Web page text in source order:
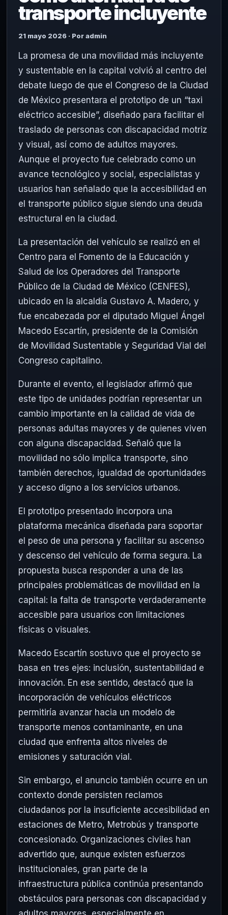
transporte incluyente
21 mayo 2026 · Por admin
La promesa de una movilidad más incluyente
y sustentable en la capital volvió al centro del
debate luego de que el Congreso de la Ciudad
de México presentara el prototipo de un “taxi
eléctrico accesible”, diseñado para facilitar el
traslado de personas con discapacidad motriz
y visual, así como de adultos mayores.
Aunque el proyecto fue celebrado como un
avance tecnológico y social, especialistas y
usuarios han señalado que la accesibilidad en
el transporte público sigue siendo una deuda
estructural en la ciudad.
La presentación del vehículo se realizó en el
Centro para el Fomento de la Educación y
Salud de los Operadores del Transporte
Público de la Ciudad de México (CENFES),
ubicado en la alcaldía Gustavo A. Madero, y
fue encabezada por el diputado Miguel Ángel
Macedo Escartín, presidente de la Comisión
de Movilidad Sustentable y Seguridad Vial del
Congreso capitalino.
Durante el evento, el legislador afirmó que
este tipo de unidades podrían representar un
cambio importante en la calidad de vida de
personas adultas mayores y de quienes viven
con alguna discapacidad. Señaló que la
movilidad no sólo implica transporte, sino
también derechos, igualdad de oportunidades
y acceso digno a los servicios urbanos.
El prototipo presentado incorpora una
plataforma mecánica diseñada para soportar
el peso de una persona y facilitar su ascenso
y descenso del vehículo de forma segura. La
propuesta busca responder a una de las
principales problemáticas de movilidad en la
capital: la falta de transporte verdaderamente
accesible para usuarios con limitaciones
físicas o visuales.
Macedo Escartín sostuvo que el proyecto se
basa en tres ejes: inclusión, sustentabilidad e
innovación. En ese sentido, destacó que la
incorporación de vehículos eléctricos
permitiría avanzar hacia un modelo de
transporte menos contaminante, en una
ciudad que enfrenta altos niveles de
emisiones y saturación vial.
Sin embargo, el anuncio también ocurre en un
contexto donde persisten reclamos
ciudadanos por la insuficiente accesibilidad en
estaciones de Metro, Metrobús y transporte
concesionado. Organizaciones civiles han
advertido que, aunque existen esfuerzos
institucionales, gran parte de la
infraestructura pública continúa presentando
obstáculos para personas con discapacidad y